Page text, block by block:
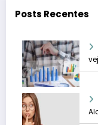
Posts Recentes